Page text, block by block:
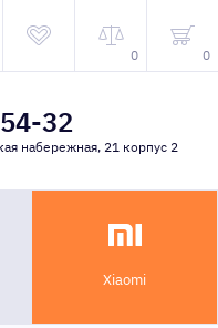
0 0
32
набережная, 21 корпус 2
Xiaomi